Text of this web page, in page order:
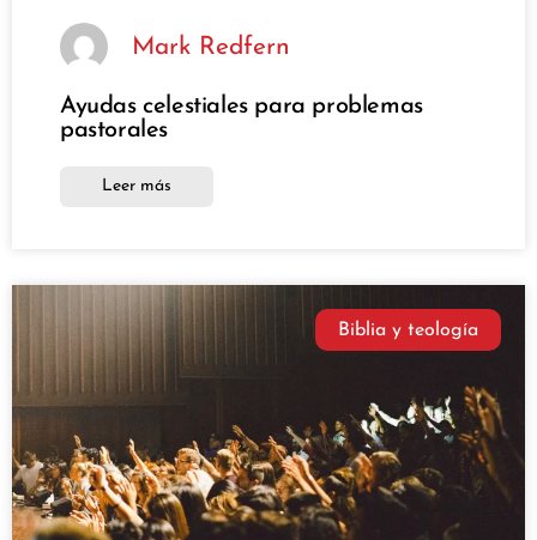
Mark Redfern
Ayudas celestiales para problemas
pastorales
Leer más
Biblia y teología